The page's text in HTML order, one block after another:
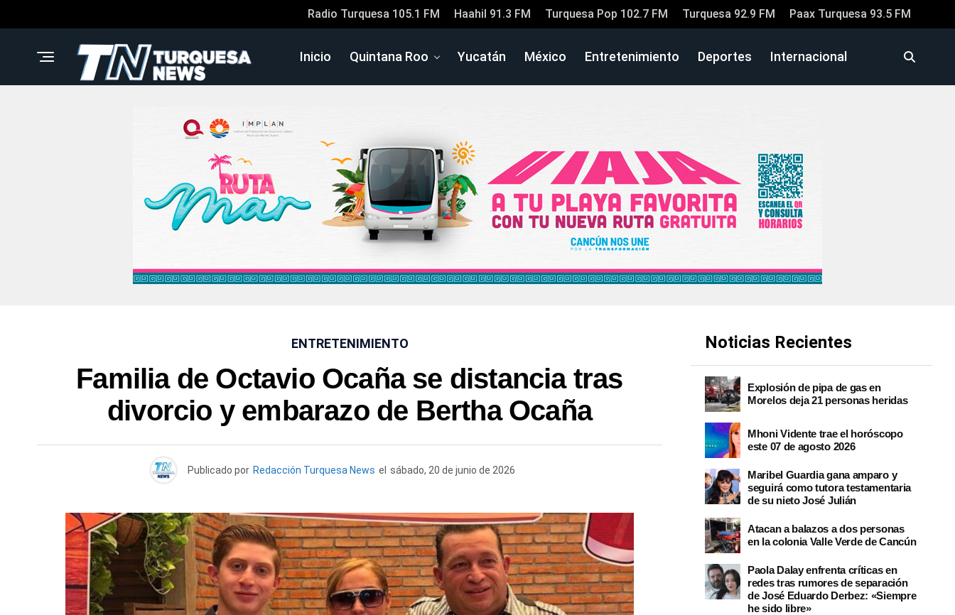
Radio Turquesa 105.1 FM Haahil 91.3 FM Turquesa Pop 102.7 FM Turquesa 92.9 FM Paax Turquesa 93.5 FM
Inicio Quintana Roo Yucatán México Entretenimiento Deportes Internacional
ENTRETENIMIENTO
Familia de Octavio Ocaña se distancia tras
divorcio y embarazo de Bertha Ocaña
Publicado por Redacción Turquesa News el sábado, 20 de junio de 2026
Noticias Recientes
Explosión de pipa de gas en
Morelos deja 21 personas heridas
Mhoni Vidente trae el horóscopo
este 07 de agosto 2026
Maribel Guardia gana amparo y
seguirá como tutora testamentaria
de su nieto José Julián
Atacan a balazos a dos personas
en la colonia Valle Verde de Cancún
Paola Dalay enfrenta críticas en
redes tras rumores de separación
de José Eduardo Derbez: «Siempre
he sido libre»